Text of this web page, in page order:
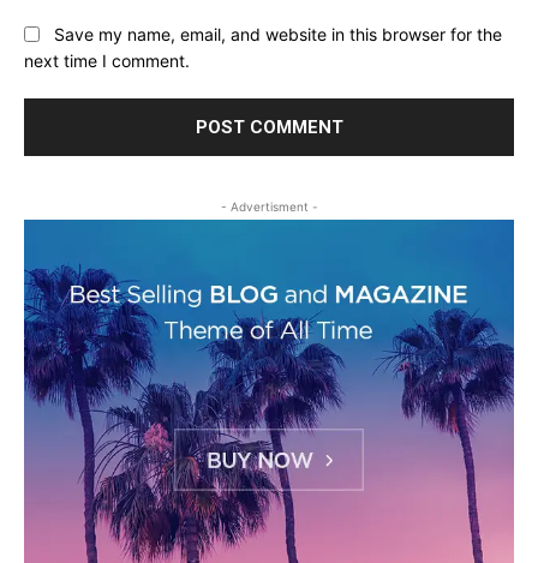
Save my name, email, and website in this browser for the
next time I comment.
- Advertisment -